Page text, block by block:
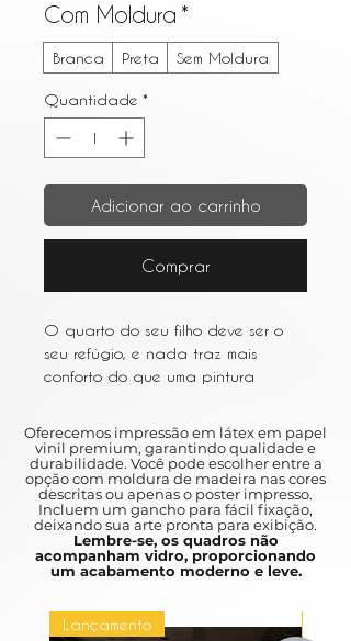
Com Moldura *
Branca Preta Sem Moldura
Quantidade *
Adicionar ao carrinho
Comprar
O quarto do seu filho deve ser o
seu refúgio, e nada traz mais
conforto do que uma pintura
atenção do seu filho, estimular a
sua imaginação e dar-lhes uma
calorosa sensação de
familiaridade.
Your child's bedroom should be your
painting. The perfect piece will
Oferecemos impressão em látex em papel
vinil premium, garantindo qualidade e
durabilidade. Você pode escolher entre a
opção com moldura de madeira nas cores
descritas ou apenas o poster impresso.
Incluem um gancho para fácil fixação,
deixando sua arte pronta para exibição.
Lembre-se, os quadros não
acompanham vidro, proporcionando
um acabamento moderno e leve.
Lançamento